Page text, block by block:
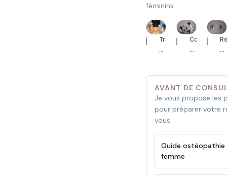
féminins.
Travail
abdominalavec
AVANT DE
Je vous propose les
pour préparer votre
vous.
Guide ostéopathie
femme